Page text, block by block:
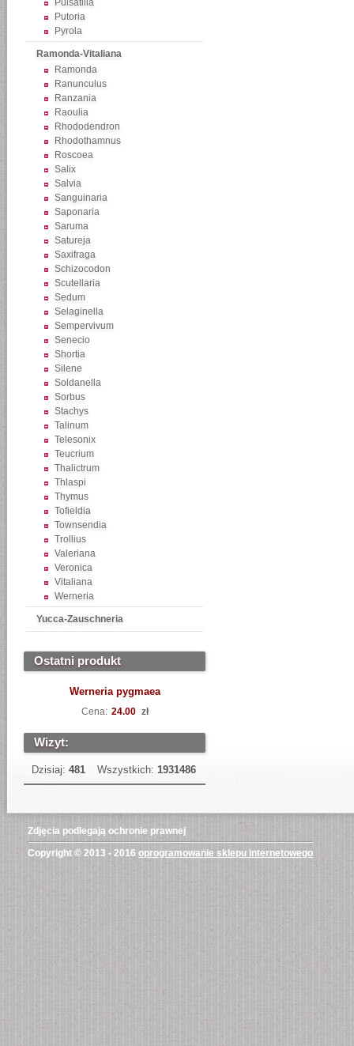
Pulsatilla
Putoria
Pyrola
Ramonda-Vitaliana
Ramonda
Ranunculus
Ranzania
Raoulia
Rhododendron
Rhodothamnus
Roscoea
Salix
Salvia
Sanguinaria
Saponaria
Saruma
Satureja
Saxifraga
Schizocodon
Scutellaria
Sedum
Selaginella
Sempervivum
Senecio
Shortia
Silene
Soldanella
Sorbus
Stachys
Talinum
Telesonix
Teucrium
Thalictrum
Thlaspi
Thymus
Tofieldia
Townsendia
Trollius
Valeriana
Veronica
Vitaliana
Werneria
Yucca-Zauschneria
Ostatni produkt
Werneria pygmaea
Cena: 24.00 zł
Wizyt:
Dzisiaj: 481 Wszystkich: 1931486
Zdjęcia podlegają ochronie prawnej
Copyright © 2013 - 2016 oprogramowanie sklepu internetowego